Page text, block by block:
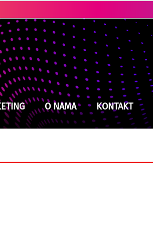
O NAMA KONTAKT